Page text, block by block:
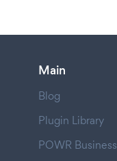
Main
Blog
Plugin Library
POWR Business